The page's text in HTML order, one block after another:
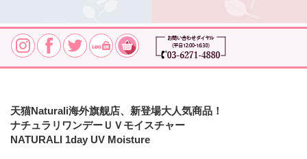
お問い合わせ
天猫Naturali海外旗舰店、新登場大人気商品！
ナチュラリワンデーＵＶモイスチャー
NATURALI 1day UV Moisture